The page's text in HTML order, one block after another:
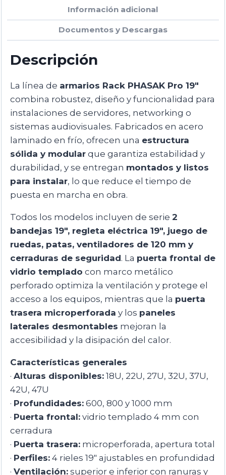
Información adicional
Documentos y Descargas
Descripción
La línea de armarios Rack PHASAK Pro 19″
combina robustez, diseño y funcionalidad para
instalaciones de servidores, networking o
sistemas audiovisuales. Fabricados en acero
laminado en frío, ofrecen una estructura
sólida y modular que garantiza estabilidad y
durabilidad, y se entregan montados y listos
para instalar, lo que reduce el tiempo de
puesta en marcha en obra.
Todos los modelos incluyen de serie2
bandejas 19″, regleta eléctrica 19″, juego de
ruedas, patas, ventiladores de 120 mm y
cerraduras de seguridad. La puerta frontal de
vidrio templado con marco metálico
perforado optimiza la ventilación y protege el
acceso a los equipos, mientras que la puerta
trasera microperforada y los paneles
laterales desmontables mejoran la
accesibilidad y la disipación del calor.
Características generales
·Alturas disponibles: 18U, 22U, 27U, 32U, 37U,
42U, 47U
· Profundidades: 600, 800 y 1000 mm
· Puerta frontal: vidrio templado 4 mm con
cerradura
· Puerta trasera: microperforada, apertura total
· Perfiles: 4 rieles 19″ ajustables en profundidad
·Ventilación: superior e inferior con ranuras y